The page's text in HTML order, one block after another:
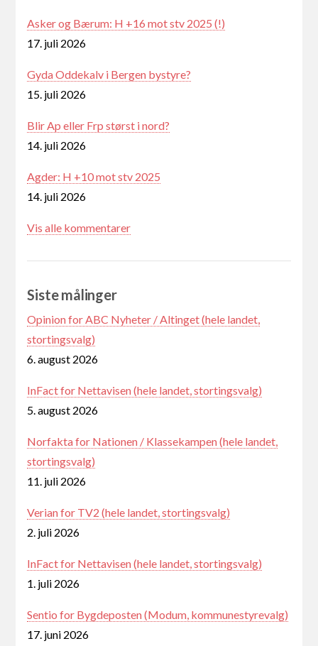
Asker og Bærum: H +16 mot stv 2025 (!)
17. juli 2026
Gyda Oddekalv i Bergen bystyre?
15. juli 2026
Blir Ap eller Frp størst i nord?
14. juli 2026
Agder: H +10 mot stv 2025
14. juli 2026
Vis alle kommentarer
Siste målinger
Opinion for ABC Nyheter / Altinget (hele landet,
stortingsvalg)
6. august 2026
InFact for Nettavisen (hele landet, stortingsvalg)
5. august 2026
Norfakta for Nationen / Klassekampen (hele landet,
stortingsvalg)
11. juli 2026
Verian for TV2 (hele landet, stortingsvalg)
2. juli 2026
InFact for Nettavisen (hele landet, stortingsvalg)
1. juli 2026
Sentio for Bygdeposten (Modum, kommunestyrevalg)
17. juni 2026